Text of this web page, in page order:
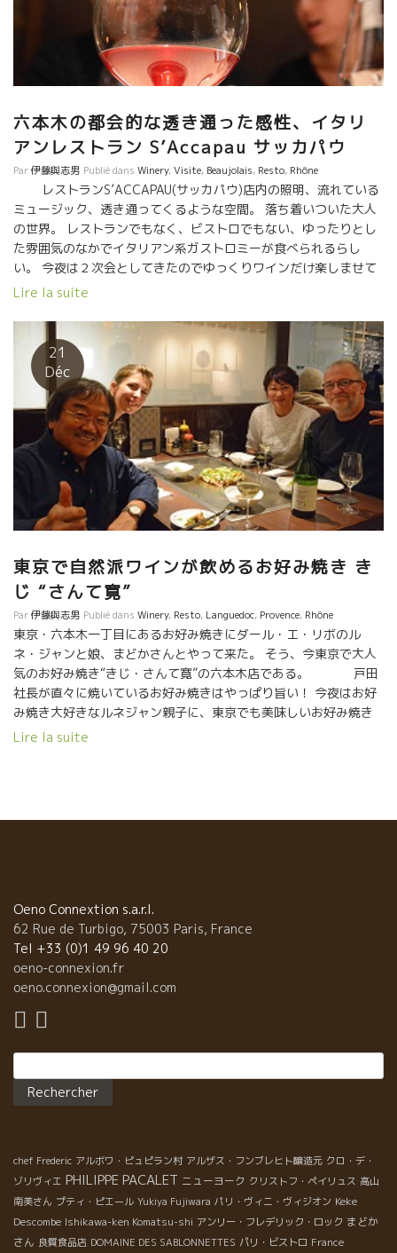
派ワインを極めた料理にドンピシャリと合わせて１０倍美味しく
してくれる若手ソムリエさんが育っている。 日本にも次世代ソム
リエがやって来た。 そんな若手の発想を育てる酵母菌が葡呑には
一杯詰まっている。 自然派ワインの深い底力を彼らが違う次元で
表現してくれるだろ。 日本はやっぱりニッポンだ。
六本木の都会的な透き通った感性、イタリ
アンレストラン S’Accapau サッカパウ
Par伊藤與志男 Publié dans Winery,Visite, Beaujolais, Resto, Rhône
レストランS’ACCAPAU(サッカパウ)店内の照明、流れている
ミュージック、透き通ってくるような空間。 落ち着いついた大人
の世界。 レストランでもなく、ビストロでもない、ゆったりとし
た雰囲気のなかでイタリアン系ガストロミーが食べられるらし
い。 今夜は２次会としてきたのでゆっくりワインだけ楽しませて
いただいた。 夜遅くきてもきっちりと食べられるとのこと。 我々
のセレクションが素晴らしい。 最新の情報に細かくアンテナを張
っていないと入らないワインが幾つかあった。 ソムリエさんの探
究心は半端ではないに違いない。 新しい繊細なセンスを備えた人
なんだろう。 ルネ・ジャンと娘、そしてMadokaさんとやっ
て来た。 飲んだワインは、今、ボジョレの話題の若き造り手Remi
DUFAITREレミー・デュフェートルのBoldnessボルドネス をやっ
た。このワインを選んだソムリエさんのセンスに驚いた。 ボジョ
レという妙な先入観を抱きながらのテースティングでは、絶対に
選ばないと思う。 純粋な味覚センスで選んだにちがいない。
Boldnessな、何て美味しいんだろう！ 移動の連続で疲れた体
が、このワインとこの雰囲気の中で再生していった。 次回はゆっ
れたMadokaさん、ありがとう。
Lire la suite
21
Déc
東京で自然派ワインが飲めるお好み焼き き
じ “さんて寛”
Par伊藤與志男 Publié dans Winery, Resto, Languedoc, Provence, Rhône
東京・六本木一丁目にあるお好み焼きにダール・エ・リボのル
ネ・ジャンと娘、まどかさんとやって来た。 そう、今東京で大人
気のお好み焼き“きじ・さんて寛”の六本木店である。 戸田
社長が直々に焼いているお好み焼きはやっぱり旨い！ 今夜はお好
み焼き大好きなルネジャン親子に、東京でも美味しいお好み焼き
があることを知らせようとやって来た。 ルネ・ジャンは、フラン
ウのカップルの顔が浮かんでくる。16,17年と生産量が激小でチョ
ット心配。何とか頑張ってほしい。 そして、ラング
ドックの超ウマのポンポン・ルージュを合わせた。 それはもう南
の太陽で育った果実味、と焼きそばソースがピッタリ。馬で耕作
の超自然派で飲みすく、価格もお手頃。 あのハニカミ屋のヴァン
戸田社長、また、一緒に一杯やりましょう！ ルネ・ジャ
Lire la suite
Oeno Connextion s.a.r.l.
62 Rue de Turbigo, 75003 Paris, France
Tel +33 (0)1 49 96 40 20
oeno-connexion.fr
oeno.connexion@gmail.com
chef Frederic アルボワ・ピュピラン村 アルザス・フンブレヒト醸造元 クロ・デ・
ゾリヴィエ PHILIPPE PACALET ニューヨーク クリストフ・ペイリュス 高山
南美さん プティ・ピエール Yukiya Fujiwara パリ・ヴィニ・ヴィジオン Keke
Descombe Ishikawa-ken Komatsu-shi アンリー・フレデリック・ロック まどか
さん 良質食品店 DOMAINE DES SABLONNETTES パリ・ビストロ France